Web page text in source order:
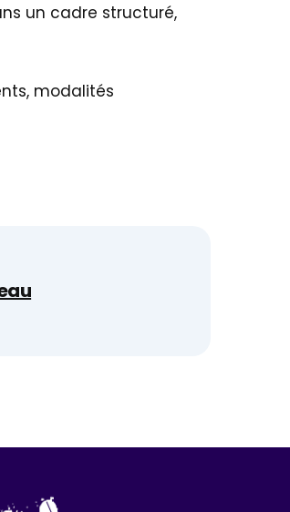
un cadre structuré,
modalités